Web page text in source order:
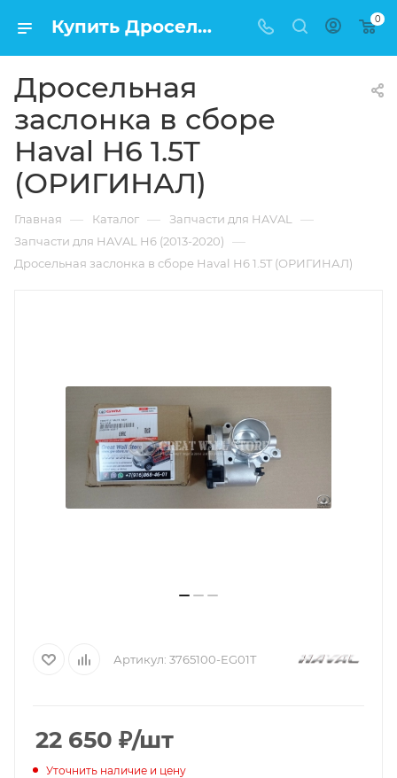
Купить Дросельная заслонка в сборе Haval H6 1.5T (ОРИГИНАЛ) в Москве по низкой цене 0
Дросельная
заслонка в сборе
Haval H6 1.5T
(ОРИГИНАЛ)
Главная — Каталог — Запчасти для HAVAL —
Запчасти для HAVAL H6 (2013-2020) —
Дросельная заслонка в сборе Haval H6 1.5T (ОРИГИНАЛ)
Артикул: 3765100-EG01T
22 650 ₽/шт
Уточнить наличие и цену